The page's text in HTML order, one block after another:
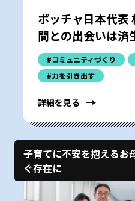
ボッチャ日本代表
間との出会いは済
#コミュニティづくり
#力を引き出す
詳細を見る
子育てに不安を抱えるお
ぐ存在に